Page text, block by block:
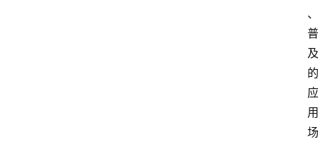
、
普
及
的
应
用
场